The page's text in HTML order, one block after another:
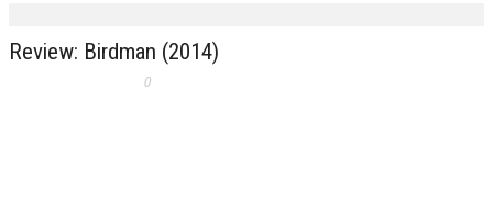
Review: Birdman (2014)
0